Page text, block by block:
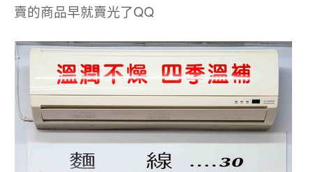
賣的商品早就賣光了QQ